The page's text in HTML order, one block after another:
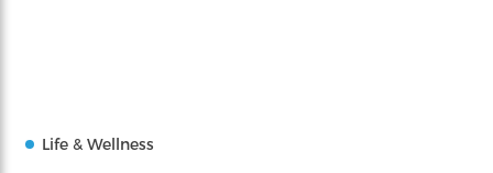
Life & Wellness